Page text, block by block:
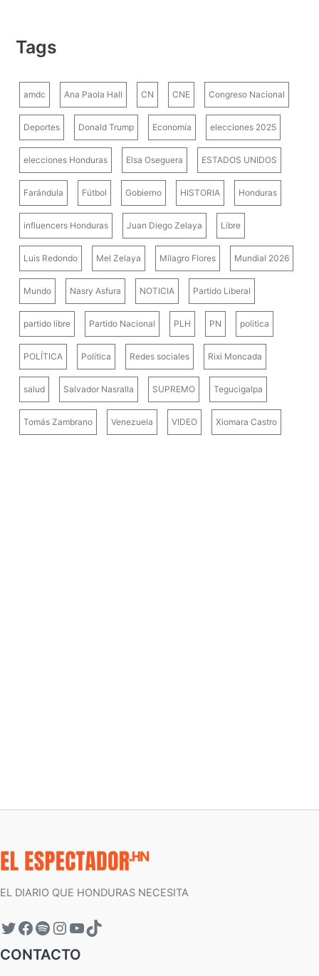
Tags
amdc Ana Paola Hall CN CNE Congreso Nacional
Deportes Donald Trump Economía elecciones 2025
elecciones Honduras Elsa Oseguera ESTADOS UNIDOS
Farándula Fútbol Gobierno HISTORIA Honduras
influencers Honduras Juan Diego Zelaya Libre
Luis Redondo Mel Zelaya Milagro Flores Mundial 2026
Mundo Nasry Asfura NOTICIA Partido Liberal
partido libre Partido Nacional PLH PN politica
POLÍTICA Política Redes sociales Rixi Moncada
salud Salvador Nasralla SUPREMO Tegucigalpa
Tomás Zambrano Venezuela VIDEO Xiomara Castro
EL DIARIO QUE HONDURAS NECESITA
CONTACTO